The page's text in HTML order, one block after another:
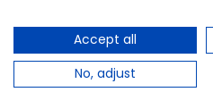
Accept all
No, adjust